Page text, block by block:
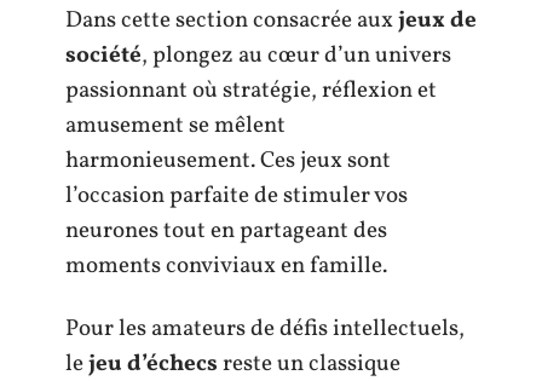
Dans cette section consacrée auxjeux de
société, plongez au cœur d’un univers
passionnant où stratégie, réflexion et
amusement se mêlent
harmonieusement. Ces jeux sont
l’occasion parfaite de stimuler vos
neurones tout en partageant des
moments conviviaux en famille.
Pour les amateurs de défis intellectuels,
lejeu d’échecsreste un classique